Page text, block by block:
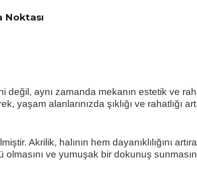
Noktası
aynı zamanda mekanın estetik ve
alanlarınızda şıklığı ve rahatlığı
Akrilik, halının hem dayanıklılığını
ve yumuşak bir dokunuş